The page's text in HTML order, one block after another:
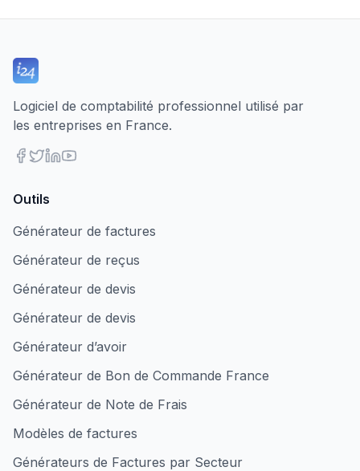
Logiciel de comptabilité professionnel utilisé par
les entreprises en France.
Outils
Générateur de factures
Générateur de reçus
Générateur de devis
Générateur de devis
Générateur d’avoir
Générateur de Bon de Commande France
Générateur de Note de Frais
Modèles de factures
Générateurs de Factures par Secteur